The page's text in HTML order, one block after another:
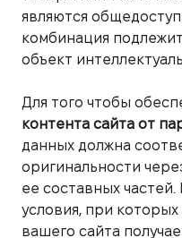
являются
комбинация
объект
Для того чтобы
контента сайта от
данных должна
оригинальности
ее составных
условия, при
вашего сайта